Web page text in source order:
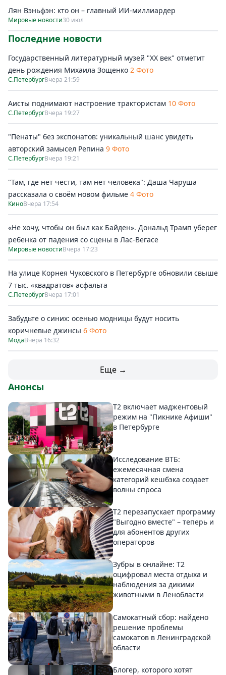
Лян Вэньфэн: кто он – главный ИИ-миллиардер
Мировые новости30 июл
Последние новости
Государственный литературный музей "ХХ век" отметит
день рождения Михаила Зощенко 2 Фото
С.ПетербургВчера 21:59
Аисты поднимают настроение трактористам 10 Фото
С.ПетербургВчера 19:27
"Пенаты" без экспонатов: уникальный шанс увидеть
авторский замысел Репина 9 Фото
С.ПетербургВчера 19:21
"Там, где нет чести, там нет человека": Даша Чаруша
рассказала о своём новом фильме 4 Фото
КиноВчера 17:54
«Не хочу, чтобы он был как Байден». Дональд Трамп уберег
ребенка от падения со сцены в Лас-Вегасе
Мировые новостиВчера 17:23
На улице Корнея Чуковского в Петербурге обновили свыше
7 тыс. «квадратов» асфальта
С.ПетербургВчера 17:01
Забудьте о синих: осенью модницы будут носить
коричневые джинсы 6 Фото
МодаВчера 16:32
Еще →
Анонсы
Т2 включает маджентовый
режим на "Пикнике Афиши"
в Петербурге
Исследование ВТБ:
ежемесячная смена
категорий кешбэка создает
волны спроса
Т2 перезапускает программу
"Выгодно вместе" – теперь и
для абонентов других
операторов
Зубры в онлайне: Т2
оцифровал места отдыха и
наблюдения за дикими
животными в Ленобласти
Самокатный сбор: найдено
решение проблемы
самокатов в Ленинградской
области
Блогер, которого хотят